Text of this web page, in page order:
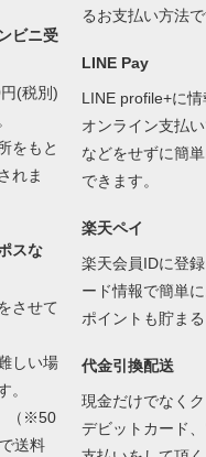
ビニ受
(税別)
をもと
れま
スな
させて
しい場
。
（※50
送料
るお支払い方法で
LINE Pay
LINE profile+に情
オンライン支払
などをせずに簡
できます。
楽天ペイ
楽天会員IDに登
ード情報で簡単
ポイントも貯まる
代金引換配送
現金だけでなくク
デビットカード